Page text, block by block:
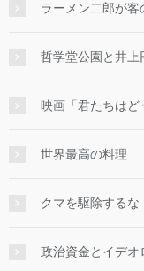
ラーメン二郎が
哲学堂公園と井
映画「君たちはど
世界最高の料理
クマを駆除するな
政治資金とイデ